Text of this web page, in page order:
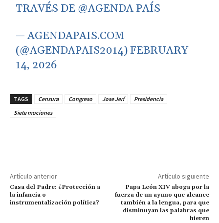
TRAVÉS DE @AGENDA PAÍS
— AGENDAPAIS.COM
(@AGENDAPAIS2014)FEBRUARY
14, 2026
TAGS Censura Congreso Jose Jerí
Presidencia
Siete mociones
Artículo anterior
Casa del Padre: ¿Protección a
la infancia o
instrumentalización política?
Artículo siguiente
Papa León XIV aboga por la
fuerza de un ayuno que alcance
también a la lengua, para que
disminuyan las palabras que
hieren